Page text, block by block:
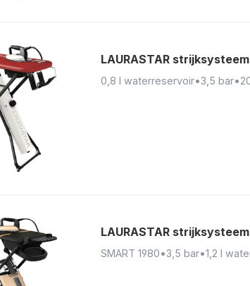
LAURASTAR
0,8 l waterreservoir•3,5 bar•
LAURASTAR
SMART 1980•3,5 bar•1,2 l